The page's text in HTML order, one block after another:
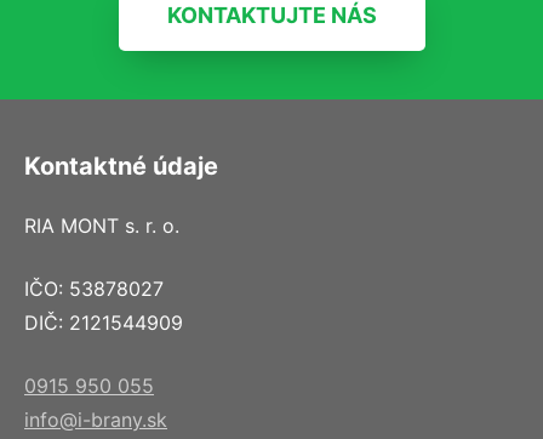
KONTAKTUJTE NÁS
Kontaktné údaje
RIA MONT s. r. o.
IČO: 53878027
DIČ: 2121544909
0915 950 055
info@i-brany.sk